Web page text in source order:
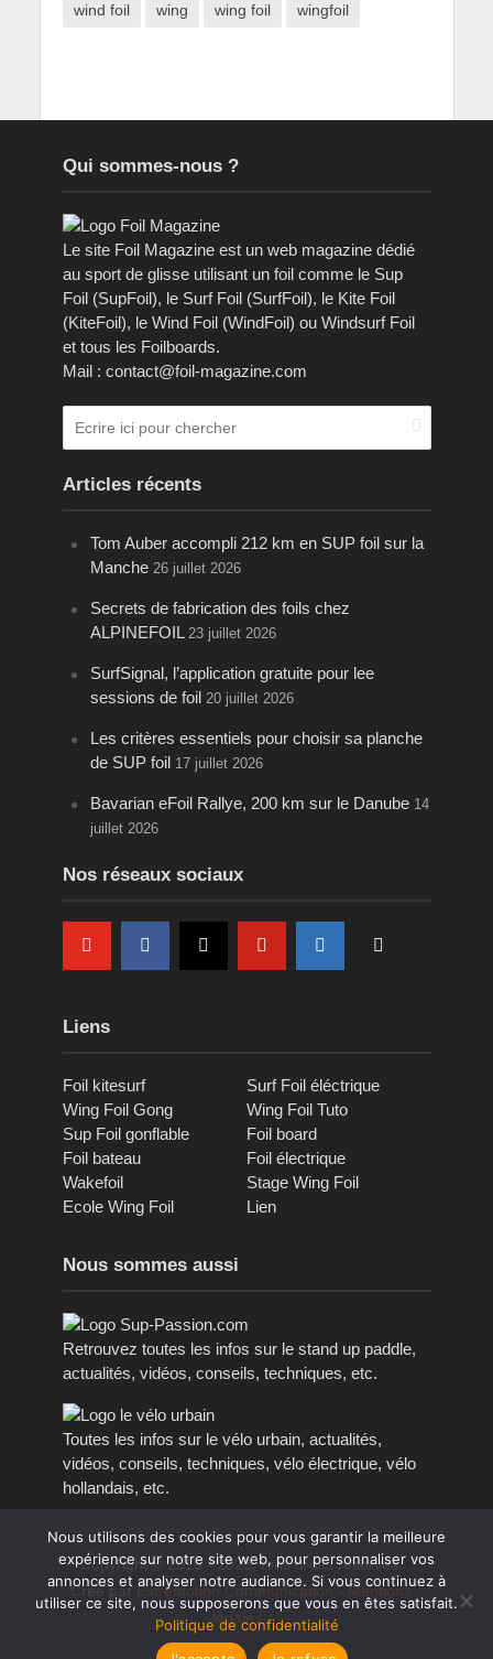
wind foil wing wing foil wingfoil
Qui sommes-nous ?
Le site Foil Magazine est un web magazine dédié
au sport de glisse utilisant un foil comme le Sup
Foil (SupFoil), le Surf Foil (SurfFoil), le Kite Foil
(KiteFoil), le Wind Foil (WindFoil) ou Windsurf Foil
et tous les Foilboards.
Mail : contact@foil-magazine.com
Articles récents
Tom Auber accompli 212 km en SUP foil sur la
Manche 26 juillet 2026
Secrets de fabrication des foils chez
ALPINEFOIL 23 juillet 2026
SurfSignal, l’application gratuite pour lee
sessions de foil 20 juillet 2026
Les critères essentiels pour choisir sa planche
de SUP foil 17 juillet 2026
Bavarian eFoil Rallye, 200 km sur le Danube 14
juillet 2026
Nos réseaux sociaux
Liens
Foil kitesurf
Surf Foil éléctrique
Wing Foil Gong
Wing Foil Tuto
Sup Foil gonflable
Foil board
Foil bateau
Foil électrique
Wakefoil
Stage Wing Foil
Ecole Wing Foil
Lien
Nous sommes aussi
Retrouvez toutes les infos sur le stand up paddle,
actualités, vidéos, conseils, techniques, etc.
Toutes les infos sur le vélo urbain, actualités,
vidéos, conseils, techniques, vélo électrique, vélo
hollandais, etc.
Copyright © 2016 - 2023, tous droits réservés.
Créé par Extremotion Communication-Mentions
légales
Nous utilisons des cookies pour vous garantir la meilleure
expérience sur notre site web, pour personnaliser vos
annonces et analyser notre audiance. Si vous continuez à
utiliser ce site, nous supposerons que vous en êtes satisfait.
Politique de confidentialité